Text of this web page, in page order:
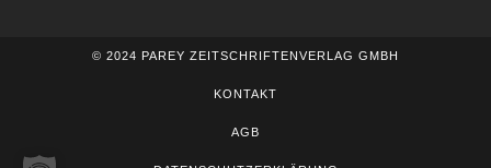
© 2024 PAREY ZEITSCHRIFTENVERLAG GMBH
KONTAKT
AGB